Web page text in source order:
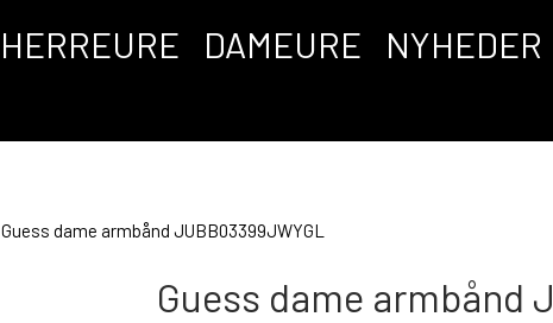
HERREURE DAMEURE NYHEDER
Guess dame armbånd JUBB03399JWYGL
Guess dame armbånd